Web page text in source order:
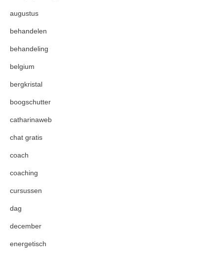
augustus
behandelen
behandeling
belgium
bergkristal
boogschutter
catharinaweb
chat gratis
coach
coaching
cursussen
dag
december
energetisch